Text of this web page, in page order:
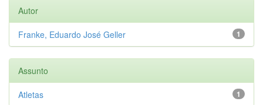
Autor
1
Franke, Eduardo José Geller
Assunto
1
Atletas